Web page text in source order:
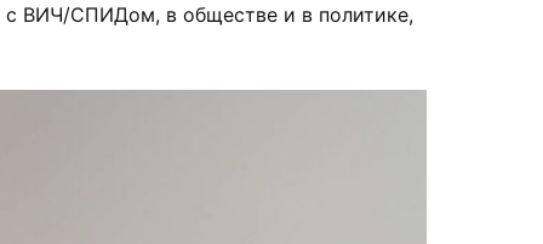
с ВИЧ/СПИДом, в обществе и в политике,